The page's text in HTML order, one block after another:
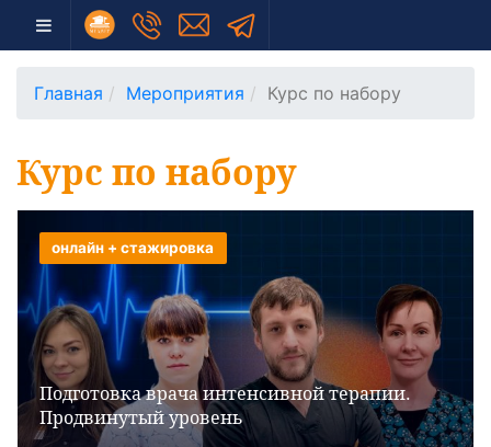
Главная Мероприятия Курс по набору
Курс по набору
онлайн + стажировка
Подготовка врача интенсивной терапии.
Продвинутый уровень